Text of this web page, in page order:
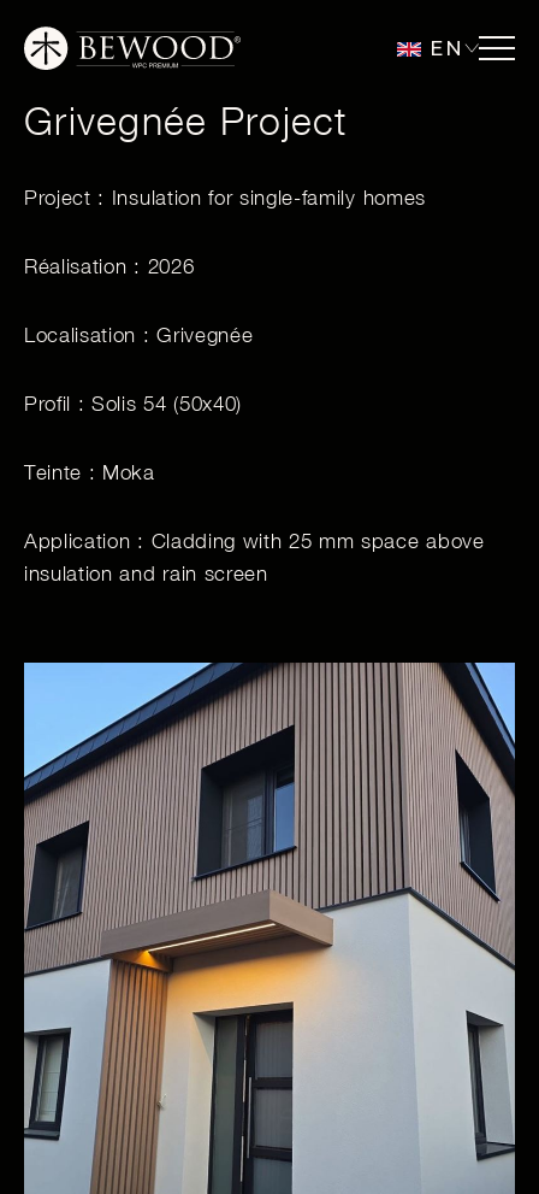
EN
Grivegnée Project
Project : Insulation for single-family homes
Réalisation : 2026
Localisation : Grivegnée
Profil : Solis 54 (50x40)
Teinte : Moka
Application : Cladding with 25 mm space above
insulation and rain screen